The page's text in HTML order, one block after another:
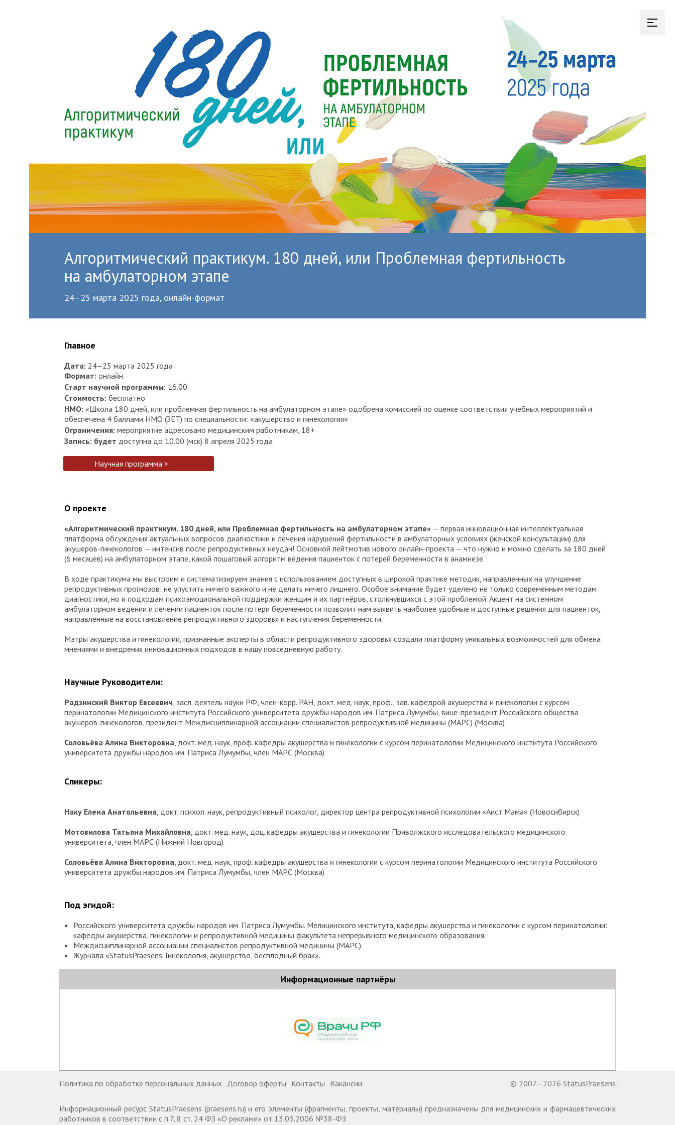
Алгоритмический практикум. 180 дней, или Проблемная фертильность
на амбулаторном этапе
24–25 марта 2025 года, онлайн-формат
Главное
Дата: 24–25 марта 2025 года
Формат: онлайн
Старт научной программы: 16.00.
Стоимость: бесплатно
НМО: «Школа 180 дней, или проблемная фертильность на амбулаторном этапе» одобрена комиссией по оценке соответствия учебных мероприятий и
обеспечена 4 баллами НМО (ЗЕТ) по специальности: «акушерство и гинекология»
Ограничения: мероприятие адресовано медицинским работникам, 18+
Запись: будет доступна до 10.00 (мск) 8 апреля 2025 года
Научная программа >
О проекте
«Алгоритмический практикум. 180 дней, или Проблемная фертильность на амбулаторном этапе» — первая инновационная интеллектуальная
платформа обсуждения актуальных вопросов диагностики и лечения нарушений фертильности в амбулаторных условиях (женской консультации) для
акушеров-гинекологов — интенсив после репродуктивных неудач! Основной лейтмотив нового онлайн-проекта — что нужно и можно сделать за 180 дней
(6 месяцев) на амбулаторном этапе, какой пошаговый алгоритм ведения пациенток с потерей беременности в анамнезе.
В ходе практикума мы выстроим и систематизируем знания с использованием доступных в широкой практике методик, направленных на улучшение
репродуктивных прогнозов: не упустить ничего важного и не делать ничего лишнего. Особое внимание будет уделено не только современным методам
диагностики, но и подходам психоэмоциональной поддержки женщин и их партнёров, столкнувшихся с этой проблемой. Акцент на системном
амбулаторном ведении и лечении пациенток после потери беременности позволит нам выявить наиболее удобные и доступные решения для пациенток,
направленные на восстановление репродуктивного здоровья и наступления беременности.
Мэтры акушерства и гинекологии, признанные эксперты в области репродуктивного здоровья создали платформу уникальных возможностей для обмена
мнениями и внедрения инновационных подходов в нашу повседневную работу.
Научные Руководители:
Радзинский Виктор Евсеевич , засл. деятель науки РФ, член-корр. РАН, докт. мед. наук, проф., зав. кафедрой акушерства и гинекологии с курсом
перинатологии Медицинского института Российского университета дружбы народов им. Патриса Лумумбы, вице-президент Российского общества
акушеров-гинекологов, президент Междисциплинарной ассоциации специалистов репродуктивной медицины (МАРС) (Москва)
Соловьёва Алина Викторовна , докт. мед. наук, проф. кафедры акушерства и гинекологии с курсом перинатологии Медицинского института Российского
университета дружбы народов им. Патриса Лумумбы, член МАРС (Москва)
Спикеры:
Наку Елена Анатольевна , докт. психол. наук, репродуктивный психолог, директор центра репродуктивной психологии «Аист Мама» (Новосибирск)
Мотовилова Татьяна Михайловна , докт. мед. наук, доц. кафедры акушерства и гинекологии Приволжского исследовательского медицинского
университета, член МАРС (Нижний Новгород)
Соловьёва Алина Викторовна , докт. мед. наук, проф. кафедры акушерства и гинекологии с курсом перинатологии Медицинского института Российского
университета дружбы народов им. Патриса Лумумбы, член МАРС (Москва)
Под эгидой:
Российского университета дружбы народов им. Патриса Лумумбы. Мелицинского института, кафедры акушерства и гинекологии с курсом перинатологии:
кафедры акушерства, гинекологии и репродуктивной медицины факультета непрерывного медицинского образования.
Междисциплинарной ассоциации специалистов репродуктивной медицины (МАРС).
Журнала «StatusPraesens. Гинекология, акушерство, бесплодный брак».
Информационные партнёры
Политика по обработке персональных данных Договор оферты Контакты Вакансии © 2007—2026 StatusPraesens
Информационный ресурс StatusPraesens (praesens.ru) и его элементы (фрагменты, проекты, материалы) предназначены для медицинских и фармацевтических
работников в соответствии с п.7, 8 ст. 24 ФЗ «О рекламе» от 13.03.2006 №38-ФЗ